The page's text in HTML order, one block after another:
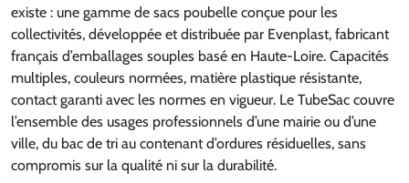
existe : une gamme de sacs poubelle conçue pour les
collectivités, développée et distribuée par Evenplast, fabricant
français d’emballages souples basé en Haute-Loire. Capacités
multiples, couleurs normées, matière plastique résistante,
contact garanti avec les normes en vigueur. Le TubeSac couvre
l’ensemble des usages professionnels d’une mairie ou d’une
ville, du bac de tri au contenant d’ordures résiduelles, sans
compromis sur la qualité ni sur la durabilité.